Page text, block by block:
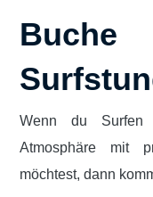
Wenn du Surfen
Atmosphäre mit
möchtest, dann